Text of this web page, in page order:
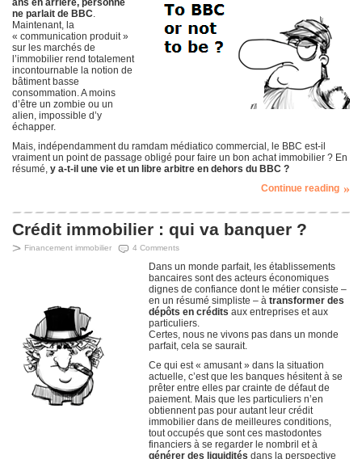
ans en arrière, personne
ne parlait de BBC.
Maintenant, la
« communication produit »
sur les marchés de
l’immobilier rend totalement
incontournable la notion de
bâtiment basse
consommation. A moins
d’être un zombie ou un
alien, impossible d’y
échapper.
Mais, indépendamment du ramdam médiatico commercial, le BBC est-il
vraiment un point de passage obligé pour faire un bon achat immobilier ? En
résumé, y a-t-il une vie et un libre arbitre en dehors du BBC ?
Continue reading
Crédit immobilier : qui va banquer ?
Financement immobilier 4 Comments
Dans un monde parfait, les établissements
bancaires sont des acteurs économiques
dignes de confiance dont le métier consiste –
en un résumé simpliste – àtransformer des
dépôts en crédits aux entreprises et aux
particuliers.
Certes, nous ne vivons pas dans un monde
parfait, cela se saurait.
Ce qui est « amusant » dans la situation
actuelle, c’est que les banques hésitent à se
prêter entre elles par crainte de défaut de
paiement. Mais que les particuliers n’en
obtiennent pas pour autant leur crédit
immobilier dans de meilleures conditions,
tout occupés que sont ces mastodontes
financiers à se regarder le nombril et à
générer des liquidités dans la perspective